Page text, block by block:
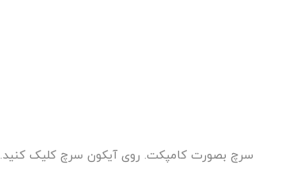
سرچ بصورت کامپکت. روی آیکون سرچ کلیک کنید.